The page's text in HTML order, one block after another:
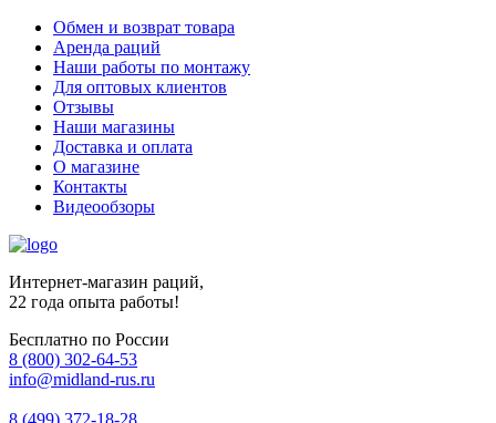
Обмен и возврат товара
Аренда раций
Наши работы по монтажу
Для оптовых клиентов
Отзывы
Наши магазины
Доставка и оплата
О магазине
Контакты
Видеообзоры
Интернет-магазин раций,
22 года опыта работы!
Бесплатно по России
8 (800) 302-64-53
info@midland-rus.ru
8 (499) 372-18-28